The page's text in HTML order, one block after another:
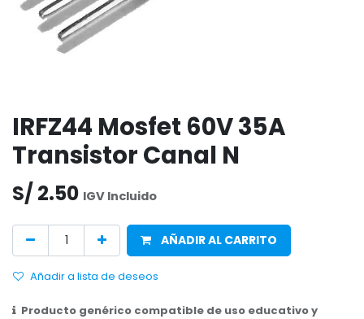
IRFZ44 Mosfet 60V 35A
Transistor Canal N
S/ 2.50 IGV Incluido
AÑADIR AL CARRITO
Añadir a lista de deseos
Producto genérico compatible de uso educativo y